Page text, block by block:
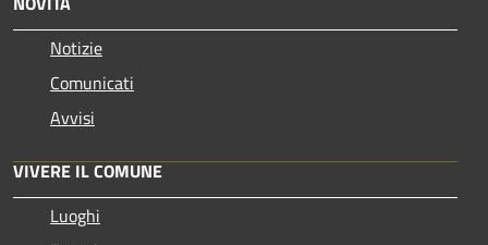
Notizie
Comunicati
Avvisi
VIVERE IL COMUNE
Luoghi